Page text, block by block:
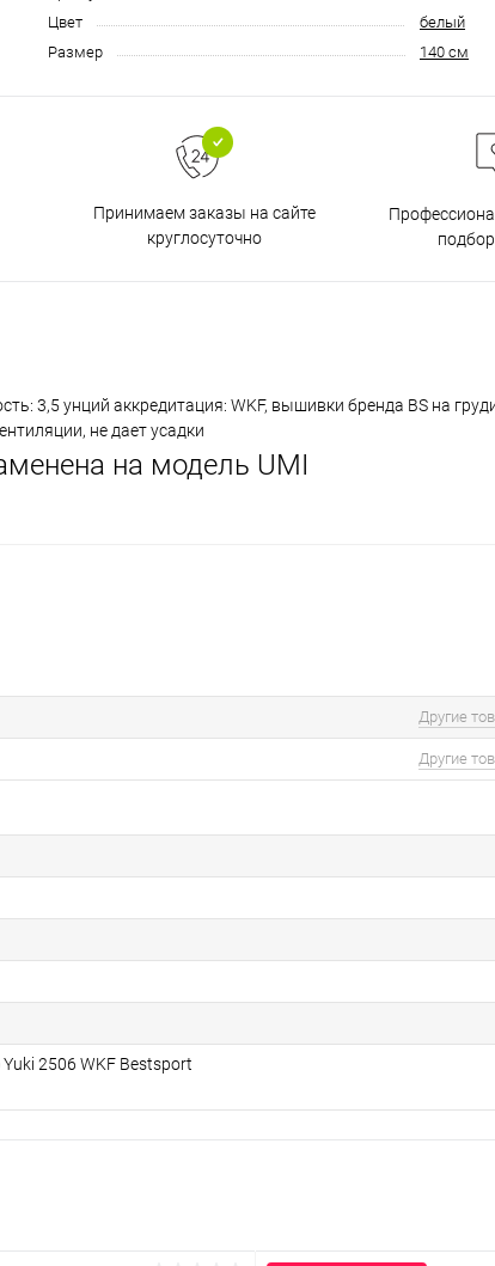
Цвет
белый
Размер
140 см
Принимаем заказы на сайте
круглосуточно
3,5 унций аккредитация: WKF, вышивки бренда BS на
не дает усадки
на модель UMI
Другие
Другие
2506 WKF Bestsport